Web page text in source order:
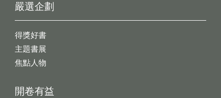
開卷有益
嚴選企劃
得獎好書
主題書展
焦點人物